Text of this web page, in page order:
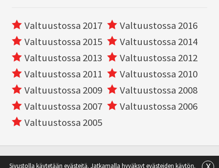
Valtuustossa 2017
Valtuustossa 2016
Valtuustossa 2015
Valtuustossa 2014
Valtuustossa 2013
Valtuustossa 2012
Valtuustossa 2011
Valtuustossa 2010
Valtuustossa 2009
Valtuustossa 2008
Valtuustossa 2007
Valtuustossa 2006
Valtuustossa 2005
Sivustolla käytetään evästeitä. Jatkamalla hyväksyt evästeiden käytön.